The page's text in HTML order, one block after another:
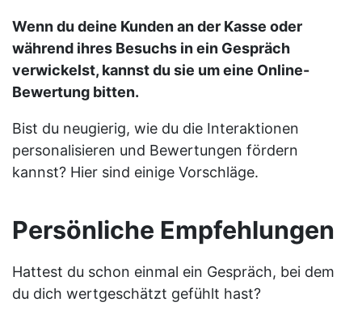
Wenn du deine Kunden an der Kasse oder
während ihres Besuchs in ein Gespräch
verwickelst, kannst du sie um eine Online-
Bewertung bitten.
Bist du neugierig, wie du die Interaktionen
personalisieren und Bewertungen fördern
kannst? Hier sind einige Vorschläge.
Persönliche Empfehlungen
Hattest du schon einmal ein Gespräch, bei dem
du dich wertgeschätzt gefühlt hast?